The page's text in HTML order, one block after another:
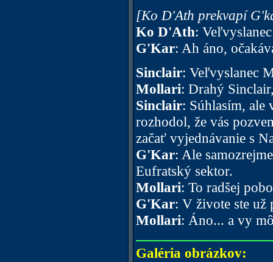
[Ko D'Ath prekvapí
Ko D'Ath:
G'Kar: Ah áno,
Sinclair: Veľvyslanec
Mollari: Drahý
Sinclair: Súhlasím, ale
rozhodol, že vás
začať vyjednávanie s
G'Kar: Ale
Eufratský sektor.
Mollari: To radšej
G'Kar: V živote ste
Mollari: Áno... a vy
Galéria obrázkov: